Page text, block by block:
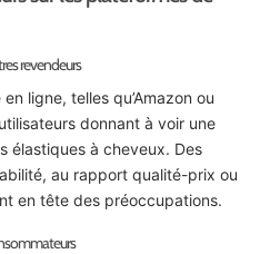
revendeurs
ligne, telles qu’Amazon ou
donnant à voir une
élastiques à cheveux. Des
au rapport qualité-prix ou
en tête des préoccupations.